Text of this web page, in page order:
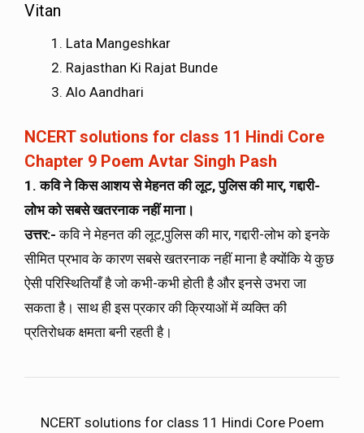
Vitan
Lata Mangeshkar
Rajasthan Ki Rajat Bunde
Alo Aandhari
NCERT solutions for class 11 Hindi Core
Chapter 9 Poem Avtar Singh Pash
1. कवि ने किस आशय से मेहनत की लूट,पुलिस की मार, गद्दारी-
लोभ को सबसे खतरनाक नहीं माना।
उत्तर:- कवि ने मेहनत की लूट,पुलिस की मार, गद्दारी-लोभ को इनके
सीमित प्रभाव के कारण सबसे खतरनाक नहीं माना है क्योंकि ये कुछ
ऐसी परिस्थितियाँ है जो कभी-कभी होती है और इनसे उभरा जा
सकता है। साथ ही इस प्रकार की क्रियाओं में व्यक्ति की
प्रतिरोधक क्षमता बनी रहती है।
NCERT solutions for class 11 Hindi Core Poem